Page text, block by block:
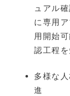
ュアル
に専用
用開始
認工程
多様な
進